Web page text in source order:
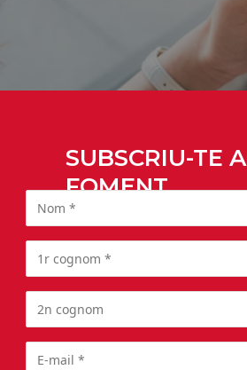
SUBSCRIU-TE A
FOMENT